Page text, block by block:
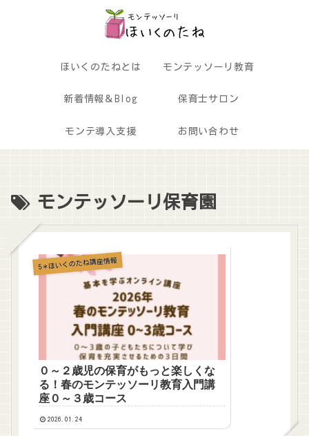
ほいくのたねとは モンテッソーリ教育
新着情報＆Blog 保育士サロン
モンテ導入支援 お問い合わせ
モンテッソーリ保育園
5＊ほいくのたね講座情報
０～２歳児の保育がもっと楽しくな
る！春のモンテッソーリ教育入門講
座０～３歳コース
2026.01.24